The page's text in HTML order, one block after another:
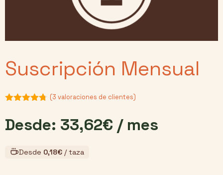
Suscripción Mensual
(3 valoraciones de clientes)
Desde: 33,62€ / mes
Desde 0,18€ / taza